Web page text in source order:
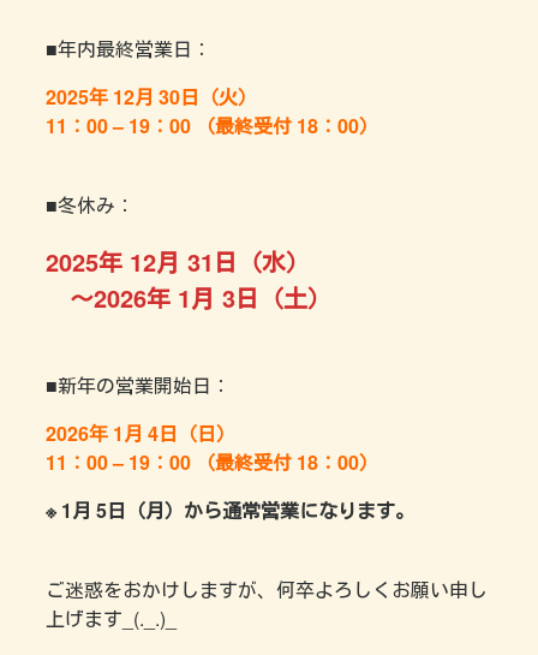
■年内最終営業日：
2025年 12月 30日（火）
11：00 – 19：00 （最終受付 18：00）
■冬休み：
2025年 12月 31日（水）
～2026年 1月 3日（土）
■新年の営業開始日：
2026年 1月 4日（日）
11：00 – 19：00 （最終受付 18：00）
※ 1月 5日（月）から通常営業になります。
ご迷惑をおかけしますが、何卒よろしくお願い申し
上げます_(._.)_